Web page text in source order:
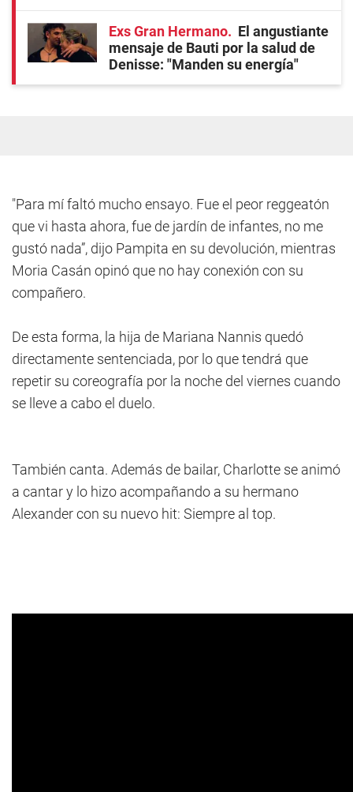
Exs Gran Hermano
El angustiante
mensaje de Bauti por la salud de
Denisse: "Manden su energía"
"Para mí faltó mucho ensayo. Fue el peor reggeatón
que vi hasta ahora, fue de jardín de infantes, no me
gustó nada”, dijo Pampita en su devolución, mientras
Moria Casán opinó que no hay conexión con su
compañero.
De esta forma, la hija de Mariana Nannis quedó
directamente sentenciada, por lo que tendrá que
repetir su coreografía por la noche del viernes cuando
se lleve a cabo el duelo.
También canta. Además de bailar, Charlotte se animó
a cantar y lo hizo acompañando a su hermano
Alexander con su nuevo hit: Siempre al top.